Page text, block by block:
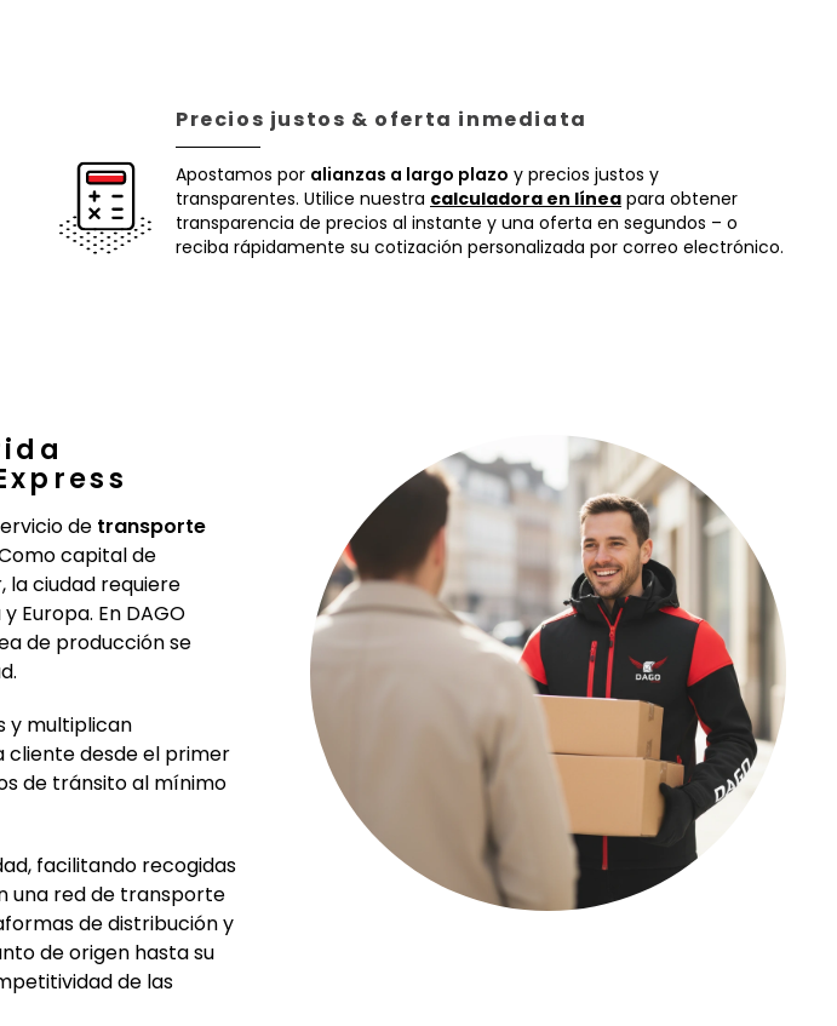
Precios justos & oferta inmediata
Apostamos por alianzas a largo plazo y precios justos y
transparentes. Utilice nuestra calculadora en línea para obtener
transparencia de precios al instante y una oferta en segundos – o
reciba rápidamente su cotización personalizada por correo electrónico.
de transporte
capital de
la ciudad requiere
Europa. En DAGO
de producción se
y multiplican
cliente desde el primer
de tránsito al mínimo
facilitando recogidas
una red de transporte
de distribución y
de origen hasta su
de las